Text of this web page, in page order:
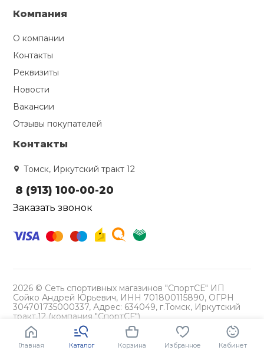
Главная Каталог Корзина Избранное Кабинет
Компания
О компании
Контакты
Реквизиты
Новости
Вакансии
Отзывы покупателей
Контакты
Томск, Иркутский тракт 12
8 (913) 100-00-20
Заказать звонок
2026 © Сеть спортивных магазинов "СпортСЕ" ИП
Сойко Андрей Юрьевич, ИНН 701800115890, ОГРН
304701735000337, Адрес: 634049, г.Томск, Иркутский
тракт,12 (компания "СпортСЕ")
Политика конфиденциальности